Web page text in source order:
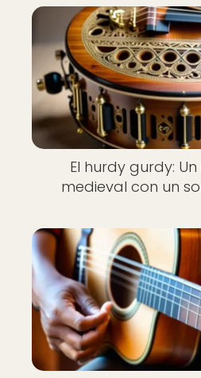
El hurdy gurdy:
medieval con un